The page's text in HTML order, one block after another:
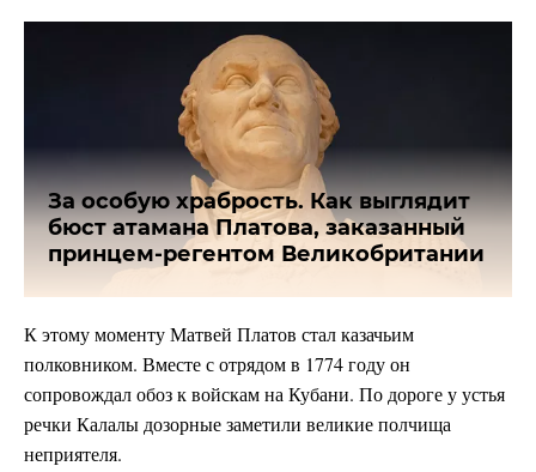
За особую храбрость. Как выглядит
бюст атамана Платова, заказанный
принцем-регентом Великобритании
К этому моменту Матвей Платов стал казачьим
полковником. Вместе с отрядом в 1774 году он
сопровождал обоз к войскам на Кубани. По дороге у устья
речки Калалы дозорные заметили великие полчища
неприятеля.